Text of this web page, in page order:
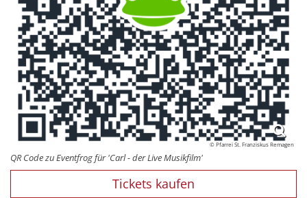
© Pfarrei St. Franziskus Remagen
QR Code zu Eventfrog für 'Carl - der Live Musikfilm'
Tickets kaufen